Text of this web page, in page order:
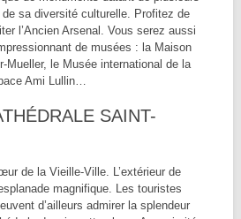
sa diversité culturelle. Profitez de
l’Ancien Arsenal. Vous serez aussi
de musées : la Maison
Mueller, le Musée international de la
Ami Lullin…
SAINT-
de la Vieille-Ville. L’extérieur de
magnifique. Les touristes
d’ailleurs admirer la splendeur